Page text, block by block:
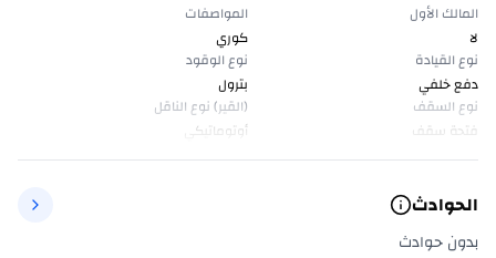
المالك الأول
لا
المواصفات
كوري
نوع القيادة
دفع خلفي
نوع الوقود
بترول
نوع السقف
فتحة سقف
(القير) نوع الناقل
أوتوماتيكي
الحوادث
بدون حوادث